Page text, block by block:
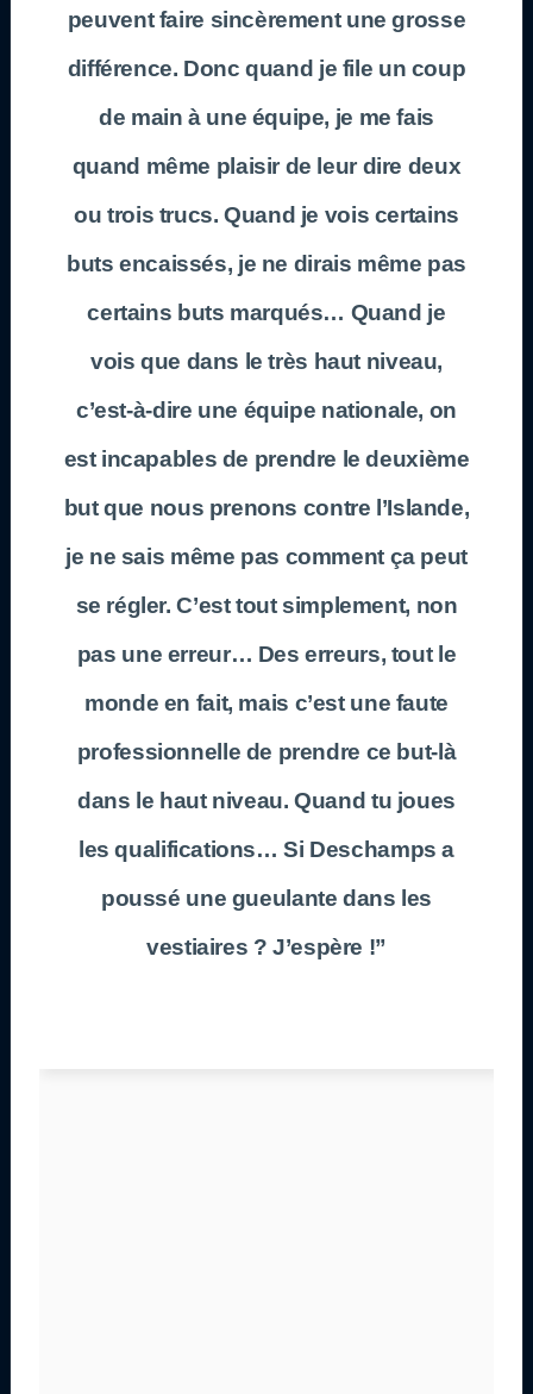
peuvent faire sincèrement une grosse
différence. Donc quand je file un coup
de main à une équipe, je me fais
quand même plaisir de leur dire deux
ou trois trucs. Quand je vois certains
buts encaissés, je ne dirais même pas
certains buts marqués… Quand je
vois que dans le très haut niveau,
c’est-à-dire une équipe nationale, on
est incapables de prendre le deuxième
but que nous prenons contre l’Islande,
je ne sais même pas comment ça peut
se régler. C’est tout simplement, non
pas une erreur… Des erreurs, tout le
monde en fait, mais c’est une faute
professionnelle de prendre ce but-là
dans le haut niveau. Quand tu joues
les qualifications… Si Deschamps a
poussé une gueulante dans les
vestiaires ? J’espère !”